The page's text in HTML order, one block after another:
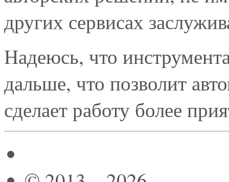
других сервисах
Надеюсь, что
дальше, что позволит
сделает работу более